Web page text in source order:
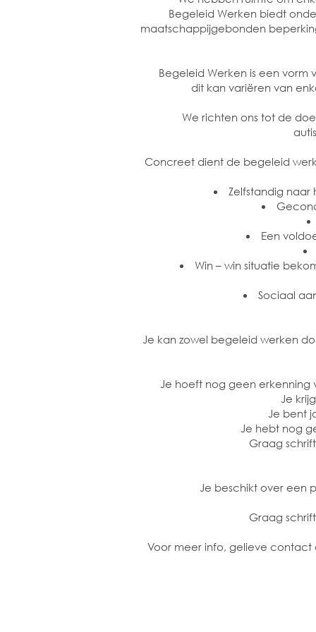
Begeleid Werken biedt
maatschappijgebonden
Begeleid Werken is een
dit kan variëren van
We richten ons tot de
Concreet dient de begeleid
Zelfstandig
Een
Win – win situatie
Sociaal
Je kan zowel begeleid werken
Je hoeft nog geen erkenning
Je
Je bent
Je hebt nog
Graag
Je beschikt over een
Graag
Voor meer info, gelieve